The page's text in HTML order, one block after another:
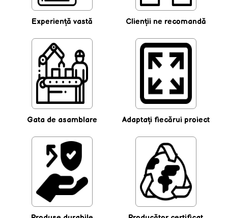
Experienţă vastă Clienţii ne recomandă
Gata de asamblare Adaptaţi fiecărui proiect